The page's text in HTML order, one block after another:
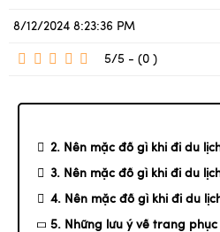
8/12/2024 8:23:36 PM
5/5 - (0 )
2. Nên mặc đồ gì khi đi du
3. Nên mặc đồ gì khi đi du
4. Nên mặc đồ gì khi đi du
5. Những lưu ý về trang